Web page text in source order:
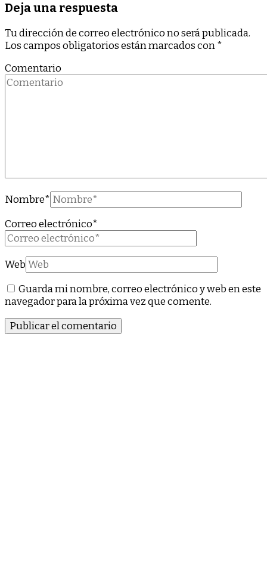
Deja una respuesta
Tu dirección de correo electrónico no será publicada.
Los campos obligatorios están marcados con*
Comentario
Nombre*
Correo electrónico*
Web
Guarda mi nombre, correo electrónico y web en este
navegador para la próxima vez que comente.